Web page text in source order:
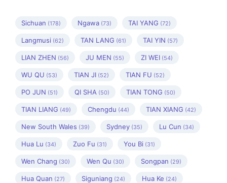
Sichuan (178) Ngawa (73) TAI YANG (72)
Langmusi (62) TAN LANG (61) TAI YIN (57)
LIAN ZHEN (56) JU MEN (55) ZI WEI (54)
WU QU (53) TIAN JI (52) TIAN FU (52)
PO JUN (51) QI SHA (50) TIAN TONG (50)
TIAN LIANG (49) Chengdu (44) TIAN XIANG (42)
New South Wales (39) Sydney (35) Lu Cun (34)
Hua Lu (34) Zuo Fu (31) You Bi (31)
Wen Chang (30) Wen Qu (30) Songpan (29)
Hua Quan (27) Siguniang (24) Hua Ke (24)